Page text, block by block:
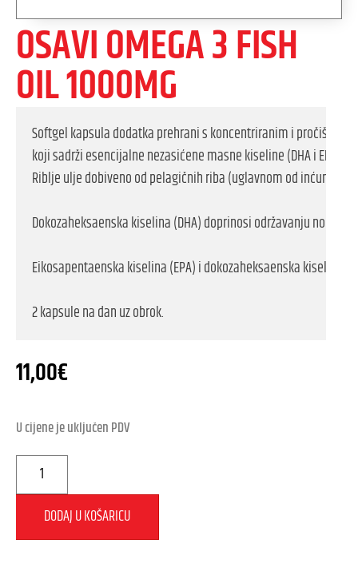
OSAVI OMEGA 3 FISH
OIL 1000MG
Softgel kapsula dodatka prehrani s koncentriranim i
koji sadrži esencijalne nezasićene masne kiseline (DHA i EPA).
Riblje ulje dobiveno od pelagičnih riba (uglavnom od inćuna),
Dokozaheksaenska kiselina (DHA) doprinosi održavanju
Eikosapentaenska kiselina (EPA) i dokozaheksaenska kiselina
11,00€
U cijene je uključen PDV
DODAJ U KOŠARICU